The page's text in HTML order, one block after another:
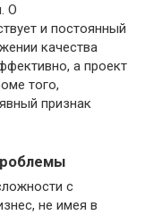
О
и постоянный
качества
а проект
того,
признак
с
не имея в